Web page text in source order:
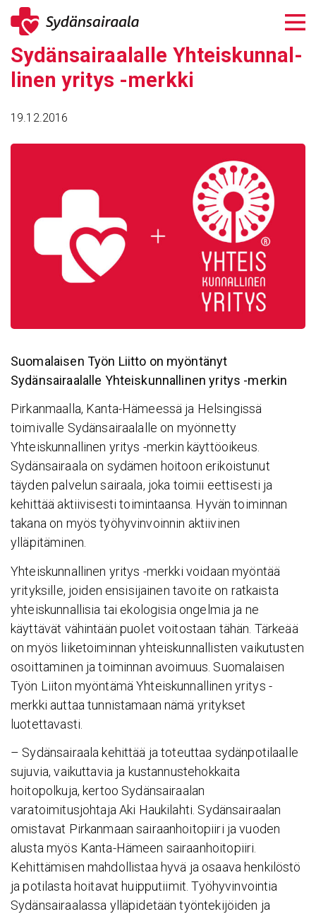
Siirry
sisältöön
Sydän­sai­raa­lalle Yhteis­kun­nal­
linen yritys -merkki
19.12.2016
Suomalaisen Työn Liitto on myöntänyt
Sydänsairaalalle Yhteiskunnallinen yritys -merkin
Pirkanmaalla, Kanta-Hämeessä ja Helsingissä
toimivalle Sydänsairaalalle on myönnetty
Yhteiskunnallinen yritys -merkin käyttöoikeus.
Sydänsairaala on sydämen hoitoon erikoistunut
täyden palvelun sairaala, joka toimii eettisesti ja
kehittää aktiivisesti toimintaansa. Hyvän toiminnan
takana on myös työhyvinvoinnin aktiivinen
ylläpitäminen.
Yhteiskunnallinen yritys -merkki voidaan myöntää
yrityksille, joiden ensisijainen tavoite on ratkaista
yhteiskunnallisia tai ekologisia ongelmia ja ne
käyttävät vähintään puolet voitostaan tähän. Tärkeää
on myös liiketoiminnan yhteiskunnallisten vaikutusten
osoittaminen ja toiminnan avoimuus. Suomalaisen
Työn Liiton myöntämä Yhteiskunnallinen yritys -
merkki auttaa tunnistamaan nämä yritykset
luotettavasti.
– Sydänsairaala kehittää ja toteuttaa sydänpotilaalle
sujuvia, vaikuttavia ja kustannustehokkaita
hoitopolkuja, kertoo Sydänsairaalan
varatoimitusjohtaja Aki Haukilahti. Sydänsairaalan
omistavat Pirkanmaan sairaanhoitopiiri ja vuoden
alusta myös Kanta-Hämeen sairaanhoitopiiri.
Kehittämisen mahdollistaa hyvä ja osaava henkilöstö
ja potilasta hoitavat huipputiimit. Työhyvinvointia
Sydänsairaalassa ylläpidetään työntekijöiden ja